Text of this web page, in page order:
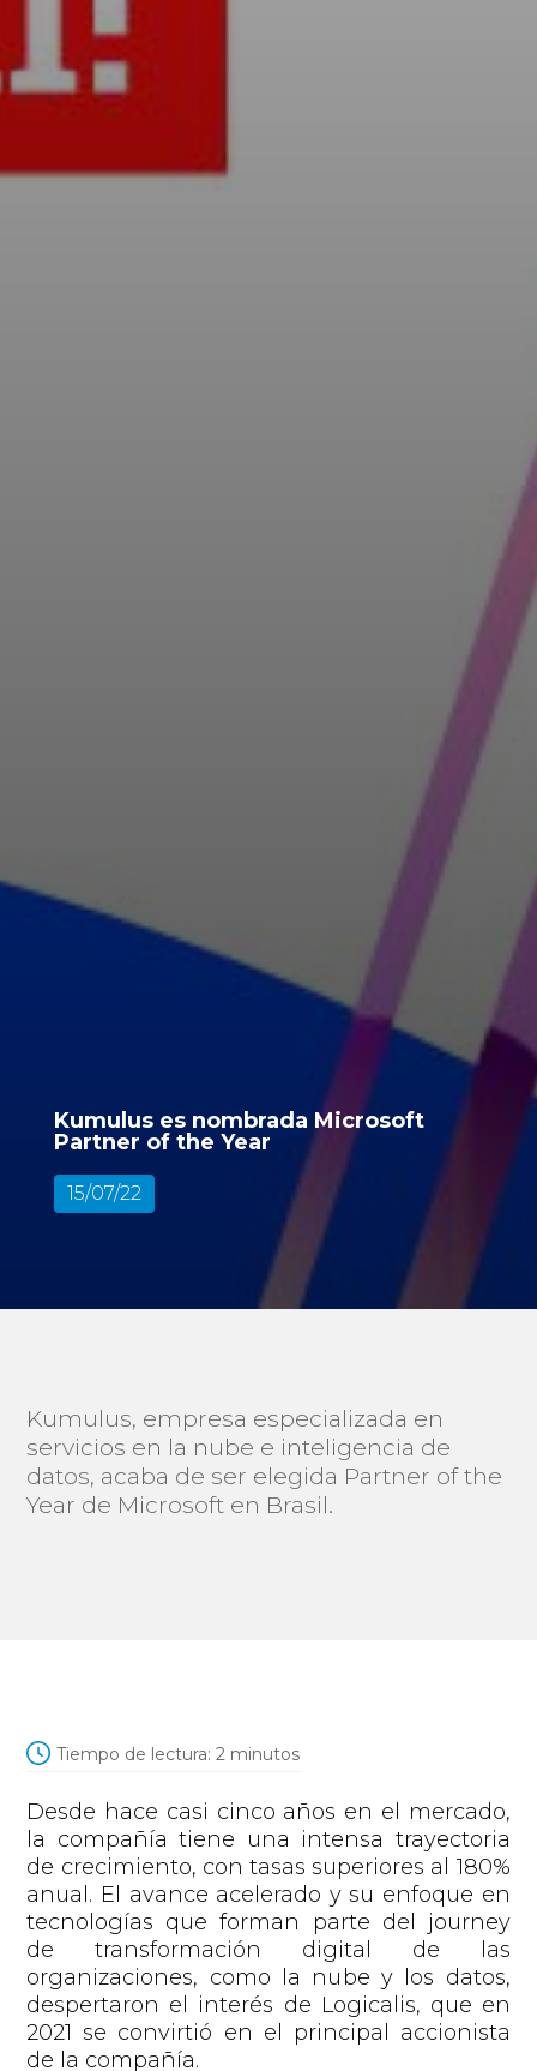
Kumulus es nombrada Microsoft
Partner of the Year
15/07/22
Kumulus, empresa especializada en
servicios en la nube e inteligencia de
datos, acaba de ser elegida Partner of the
Year de Microsoft en Brasil.
Tiempo de lectura: 2 minutos
Desde hace casi cinco años en el mercado,
la compañía tiene una intensa trayectoria
de crecimiento, con tasas superiores al 180%
anual. El avance acelerado y su enfoque en
tecnologías que forman parte del journey
de transformación digital de las
organizaciones, como la nube y los datos,
despertaron el interés de Logicalis, que en
2021 se convirtió en el principal accionista
de la compañía.